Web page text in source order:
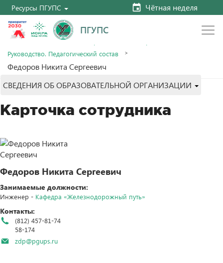
Ресурсы ПГУПС Чётная неделя
ПГУПС
Главная
Сведения об образовательной организации
Руководство. Педагогический состав
Федоров Никита Сергеевич
СВЕДЕНИЯ ОБ ОБРАЗОВАТЕЛЬНОЙ ОРГАНИЗАЦИИ
Карточка сотрудника
Федоров Никита Сергеевич
Занимаемые должности:
Инженер - Кафедра «Железнодорожный путь»
Контакты:
(812) 457-81-74
58-174
zdp@pgups.ru